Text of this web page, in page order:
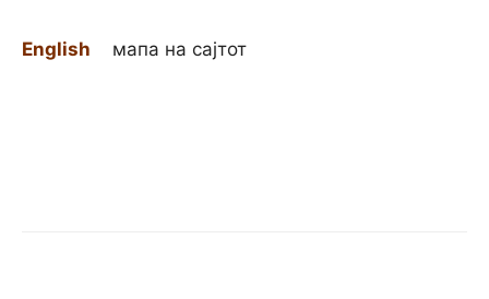
English мапа на сајтот